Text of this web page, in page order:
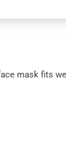
mask fits